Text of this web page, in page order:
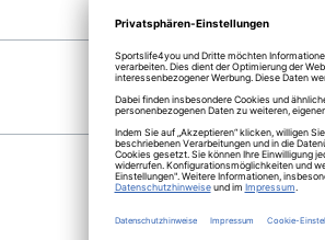
Alpina Plug-In-Light LED
Rücklicht
14,95 €
inkl. MwSt., zzgl. Versandkosten